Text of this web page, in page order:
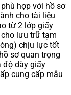
hợp với hồ sơ
cho tài liệu
từ 2 lớp giấy
lưu trữ tạm
chịu lực tốt
sơ quan trọng
độ dày giấy
cung cấp mẫu